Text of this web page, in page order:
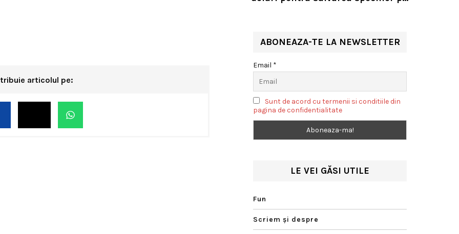
articolul pe:
ABONEAZA-TE LA NEWSLETTER
Email *
Sunt de acord cu termenii si conditiile din
pagina de confidentialitate
LE VEI GĂSI UTILE
Fun
Scriem şi despre